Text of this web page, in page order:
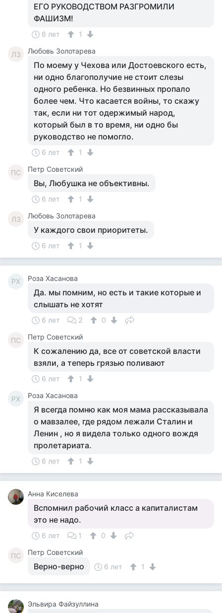
ЕГО РУКОВОДСТВОМ РАЗГРОМИЛИ
ФАШИЗМ!
6 лет 1
ЛЗ Любовь Золотарева
По моему у Чехова или Достоевского есть,
ни одно благополучие не стоит слезы
одного ребенка. Но безвинных пропало
более чем. Что касается войны, то скажу
так, если ни тот одержимый народ,
который был в то время, ни одно бы
руководство не помогло.
6 лет 1
ПС Петр Советский
Вы, Любушка не объективны.
6 лет 1
ЛЗ Любовь Золотарева
У каждого свои приоритеты.
6 лет 1
РХ Роза Хасанова
Да. мы помним, но есть и такие которые и
слышать не хотят
6 лет 2 0
ПС Петр Советский
К сожалению да, все от советской власти
взяли, а теперь грязью поливают
6 лет 1
РХ Роза Хасанова
Я всегда помню как моя мама рассказывала
о мавзалее, где рядом лежали Сталин и
Ленин , но я видела только одного вождя
пролетариата.
6 лет 1
Анна Киселева
Вспомнил рабочий класс а капиталистам
это не надо.
6 лет 1 0
ПС Петр Советский
Верно-верно 6 лет 1
Эльвира Файзуллина